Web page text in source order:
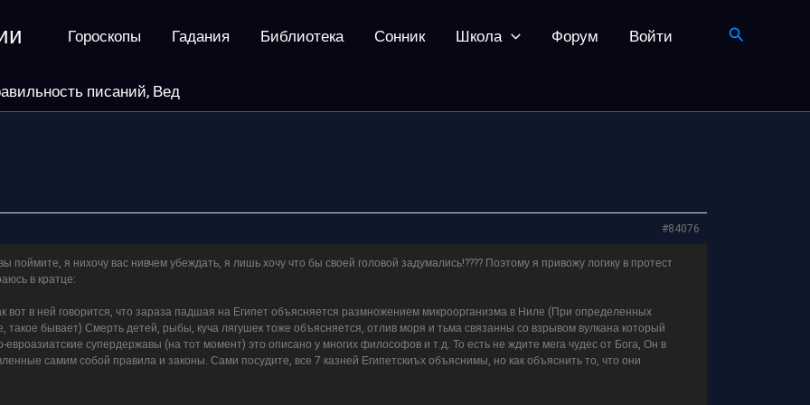
Гороскопы Гадания Библиотека Сонник Школа Форум Войти Поиск
писаний, Вед
#84076
поймите, я нихочу вас нивчем убеждать, я лишь хочу что бы своей головой задумались!???? Поэтому я привожу логику в протест
в кратце:
вот в ней говорится, что зараза падшая на Египет объясняется размножением микроорганизма в Ниле (При определенных
такое бывает) Смерть детей, рыбы, куча лягушек тоже объясняется, отлив моря и тьма связанны со взрывом вулкана который
супердержавы (на тот момент) это описано у многих философов и т.д. То есть не ждите мега чудес от Бога, Он в
самим собой правила и законы. Сами посудите, все 7 казней Египетскиъх объяснимы, но как объяснить то, что они